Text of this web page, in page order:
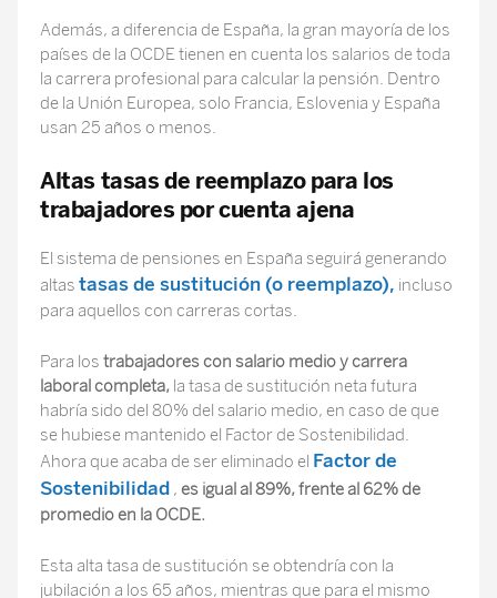
Además, a diferencia de España, la gran mayoría de los
países de la OCDE tienen en cuenta los salarios de toda
la carrera profesional para calcular la pensión. Dentro
de la Unión Europea, solo Francia, Eslovenia y España
usan 25 años o menos.
Altas tasas de reemplazo para los
trabajadores por cuenta ajena
El sistema de pensiones en España seguirá generando
altas tasas de sustitución (o reemplazo), incluso
para aquellos con carreras cortas.
Para los trabajadores con salario medio y carrera
laboral completa, la tasa de sustitución neta futura
habría sido del 80% del salario medio, en caso de que
se hubiese mantenido el Factor de Sostenibilidad.
Ahora que acaba de ser eliminado el Factor de
Sostenibilidad , es igual al 89%, frente al 62% de
promedio en la OCDE.
Esta alta tasa de sustitución se obtendría con la
jubilación a los 65 años, mientras que para el mismo